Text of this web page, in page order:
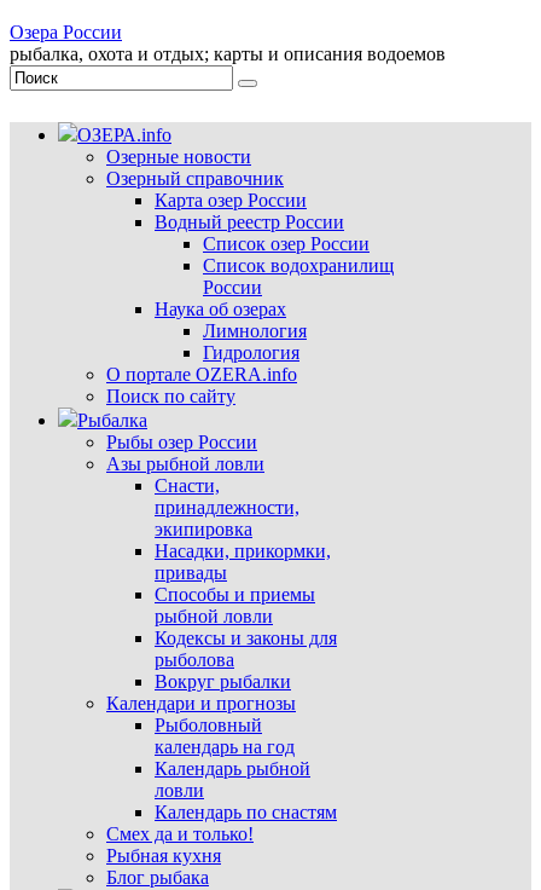
Озера России
рыбалка, охота и отдых; карты и описания водоемов
ОЗЕРА.info
Озерные новости
Озерный справочник
Карта озер России
Водный реестр России
Список озер России
Список водохранилищ
России
Наука об озерах
Лимнология
Гидрология
О портале OZERA.info
Поиск по сайту
Рыбалка
Рыбы озер России
Азы рыбной ловли
Снасти,
принадлежности,
экипировка
Насадки, прикормки,
привады
Способы и приемы
рыбной ловли
Кодексы и законы для
рыболова
Вокруг рыбалки
Календари и прогнозы
Рыболовный
календарь на год
Календарь рыбной
ловли
Календарь по снастям
Смех да и только!
Рыбная кухня
Блог рыбака